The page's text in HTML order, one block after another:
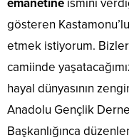
emanetine ismini
gösteren
etmek istiyorum.
camiinde
hayal dünyasının
Anadolu Gençlik
Başkanlığınca